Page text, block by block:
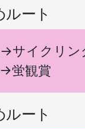
七
保
リ
ア)
ート
サイクリ
蛍観賞
ート